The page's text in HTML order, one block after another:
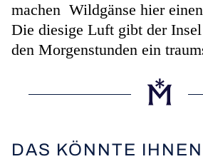
machen Wildgänse hier
Die diesige Luft gibt der
den Morgenstunden ein
DAS KÖNNTE